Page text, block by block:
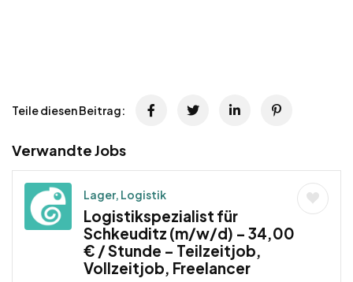
Teile diesen Beitrag:
Verwandte Jobs
Lager, Logistik
Logistikspezialist für
Schkeuditz (m/w/d) – 34,00
€ / Stunde – Teilzeitjob,
Vollzeitjob, Freelancer